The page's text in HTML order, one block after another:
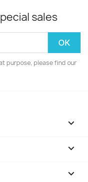
sales
purpose, please find our


